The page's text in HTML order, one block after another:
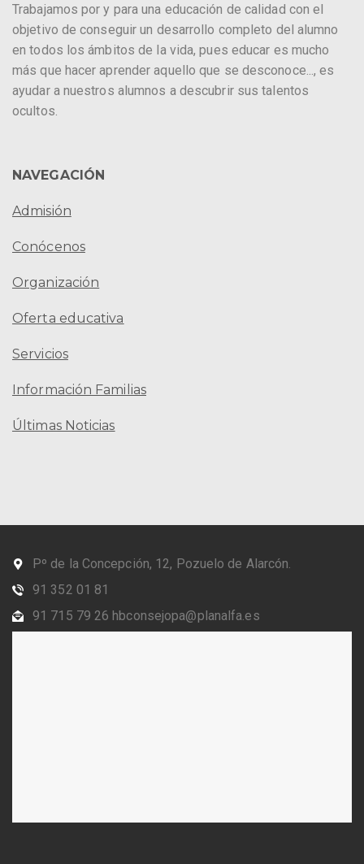
Trabajamos por y para una educación de calidad con el
objetivo de conseguir un desarrollo completo del alumno
en todos los ámbitos de la vida, pues educar es mucho
más que hacer aprender aquello que se desconoce..., es
ayudar a nuestros alumnos a descubrir sus talentos
ocultos.
NAVEGACIÓN
Admisión
Conócenos
Organización
Oferta educativa
Servicios
Información Familias
Últimas Noticias
Pº de la Concepción, 12, Pozuelo de Alarcón.
91 352 01 81
91 715 79 26 hbconsejopa@planalfa.es